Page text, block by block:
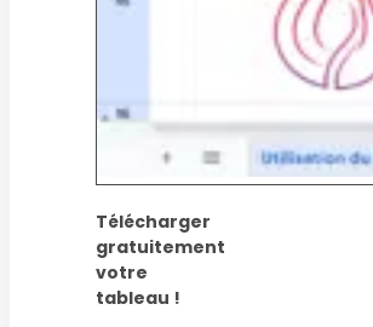
Télécharger
gratuitement
votre
tableau !